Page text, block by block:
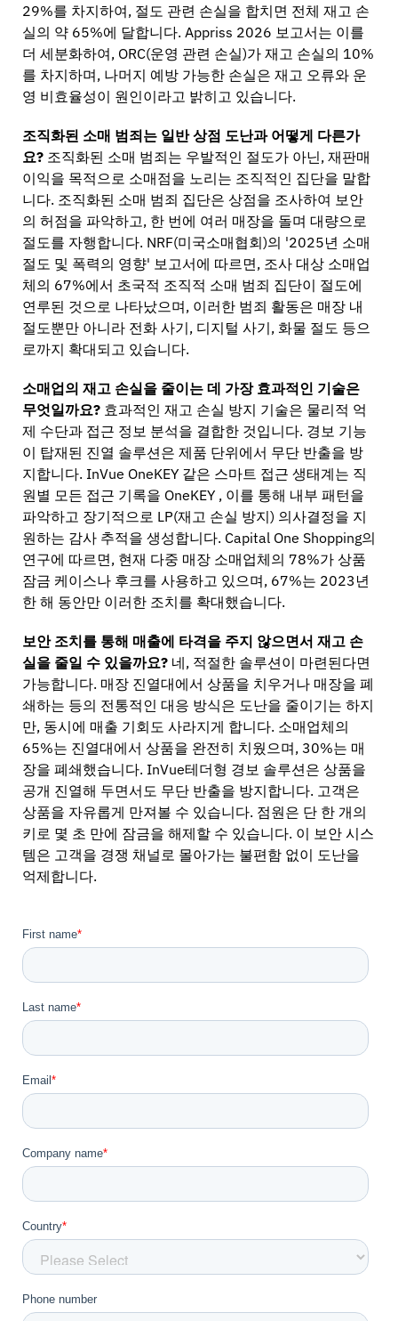
29%를 차지하여, 절도 관련 손실을 합치면 전체 재고 손
실의 약 65%에 달합니다. Appriss 2026 보고서는 이를
더 세분화하여, ORC(운영 관련 손실)가 재고 손실의 10%
를 차지하며, 나머지 예방 가능한 손실은 재고 오류와 운
영 비효율성이 원인이라고 밝히고 있습니다.
조직화된 소매 범죄는 일반 상점 도난과 어떻게 다른가
요? 조직화된 소매 범죄는 우발적인 절도가 아닌, 재판매
이익을 목적으로 소매점을 노리는 조직적인 집단을 말합
니다. 조직화된 소매 범죄 집단은 상점을 조사하여 보안
의 허점을 파악하고, 한 번에 여러 매장을 돌며 대량으로
절도를 자행합니다. NRF(미국소매협회)의 '2025년 소매
절도 및 폭력의 영향' 보고서에 따르면, 조사 대상 소매업
체의 67%에서 초국적 조직적 소매 범죄 집단이 절도에
연루된 것으로 나타났으며, 이러한 범죄 활동은 매장 내
절도뿐만 아니라 전화 사기, 디지털 사기, 화물 절도 등으
로까지 확대되고 있습니다.
소매업의 재고 손실을 줄이는 데 가장 효과적인 기술은
무엇일까요? 효과적인 재고 손실 방지 기술은 물리적 억
제 수단과 접근 정보 분석을 결합한 것입니다. 경보 기능
이 탑재된 진열 솔루션은 제품 단위에서 무단 반출을 방
지합니다. InVue OneKEY 같은 스마트 접근 생태계는 직
원별 모든 접근 기록을 OneKEY , 이를 통해 내부 패턴을
파악하고 장기적으로 LP(재고 손실 방지) 의사결정을 지
원하는 감사 추적을 생성합니다. Capital One Shopping의
연구에 따르면, 현재 다중 매장 소매업체의 78%가 상품
잠금 케이스나 후크를 사용하고 있으며, 67%는 2023년
한 해 동안만 이러한 조치를 확대했습니다.
보안 조치를 통해 매출에 타격을 주지 않으면서 재고 손
실을 줄일 수 있을까요? 네, 적절한 솔루션이 마련된다면
가능합니다. 매장 진열대에서 상품을 치우거나 매장을 폐
쇄하는 등의 전통적인 대응 방식은 도난을 줄이기는 하지
만, 동시에 매출 기회도 사라지게 합니다. 소매업체의
65%는 진열대에서 상품을 완전히 치웠으며, 30%는 매
장을 폐쇄했습니다. InVue테더형 경보 솔루션은 상품을
공개 진열해 두면서도 무단 반출을 방지합니다. 고객은
상품을 자유롭게 만져볼 수 있습니다. 점원은 단 한 개의
키로 몇 초 만에 잠금을 해제할 수 있습니다. 이 보안 시스
템은 고객을 경쟁 채널로 몰아가는 불편함 없이 도난을
억제합니다.